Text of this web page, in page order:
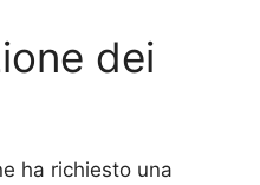
dei
ha richiesto una